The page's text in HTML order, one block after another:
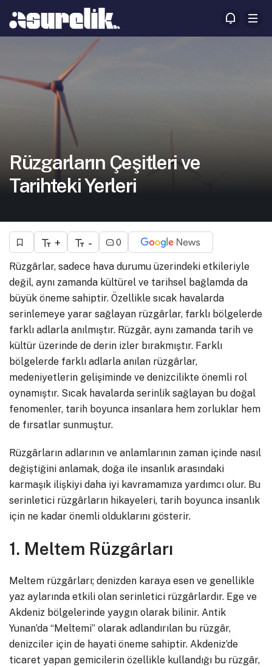
Rüzgarların Çeşitleri ve
Tarihteki Yerleri
+ - 0
Rüzgârlar, sadece hava durumu üzerindeki etkileriyle
değil, aynı zamanda kültürel ve tarihsel bağlamda da
büyük öneme sahiptir. Özellikle sıcak havalarda
serinlemeye yarar sağlayan rüzgârlar, farklı bölgelerde
farklı adlarla anılmıştır. Rüzgâr, aynı zamanda tarih ve
kültür üzerinde de derin izler bırakmıştır. Farklı
bölgelerde farklı adlarla anılan rüzgârlar,
medeniyetlerin gelişiminde ve denizcilikte önemli rol
oynamıştır. Sıcak havalarda serinlik sağlayan bu doğal
fenomenler, tarih boyunca insanlara hem zorluklar hem
de fırsatlar sunmuştur.
Rüzgârların adlarının ve anlamlarının zaman içinde nasıl
değiştiğini anlamak, doğa ile insanlık arasındaki
karmaşık ilişkiyi daha iyi kavramamıza yardımcı olur. Bu
serinletici rüzgârların hikayeleri, tarih boyunca insanlık
için ne kadar önemli olduklarını gösterir.
1. Meltem Rüzgârları
Meltem rüzgârları; denizden karaya esen ve genellikle
yaz aylarında etkili olan serinletici rüzgârlardır. Ege ve
Akdeniz bölgelerinde yaygın olarak bilinir. Antik
Yunan’da “Meltemi” olarak adlandırılan bu rüzgâr,
denizciler için de hayati öneme sahiptir. Akdeniz’de
ticaret yapan gemicilerin özellikle kullandığı bu rüzgâr,